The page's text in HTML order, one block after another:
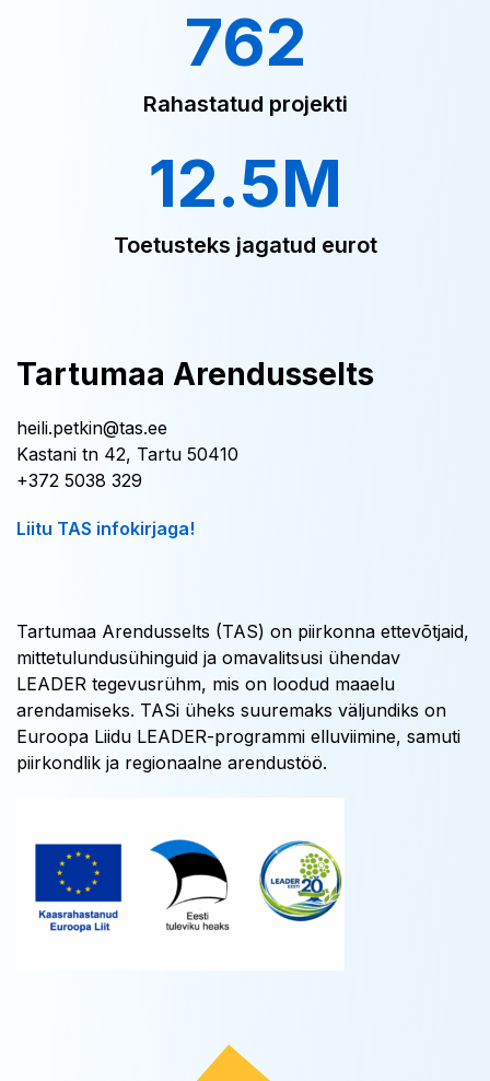
762
Rahastatud projekti
12.5M
Toetusteks jagatud eurot
Tartumaa Arendusselts
heili.petkin@tas.ee
Kastani tn 42, Tartu 50410
+372 5038 329
Liitu TAS infokirjaga!
Tartumaa Arendusselts (TAS) on piirkonna ettevõtjaid,
mittetulundusühinguid ja omavalitsusi ühendav
LEADER tegevusrühm, mis on loodud maaelu
arendamiseks. TASi üheks suuremaks väljundiks on
Euroopa Liidu LEADER-programmi elluviimine, samuti
piirkondlik ja regionaalne arendustöö.